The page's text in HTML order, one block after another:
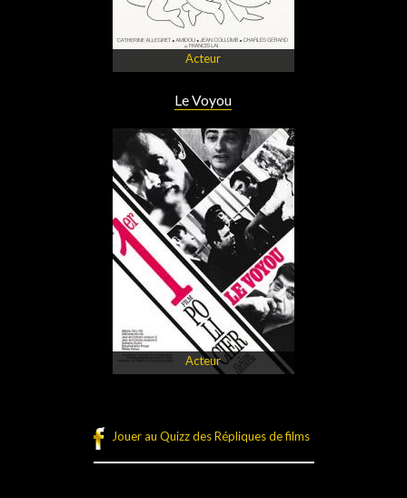
Acteur
Le Voyou
Acteur
Jouer au Quizz des Répliques de films